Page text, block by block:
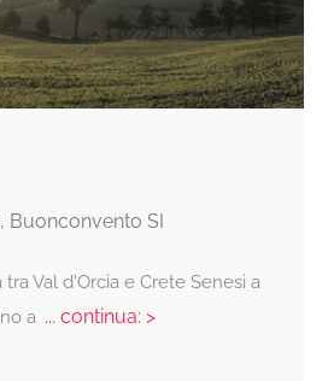
Buonconvento SI
Val d'Orcia e Crete Senesi a
a ... continua: >